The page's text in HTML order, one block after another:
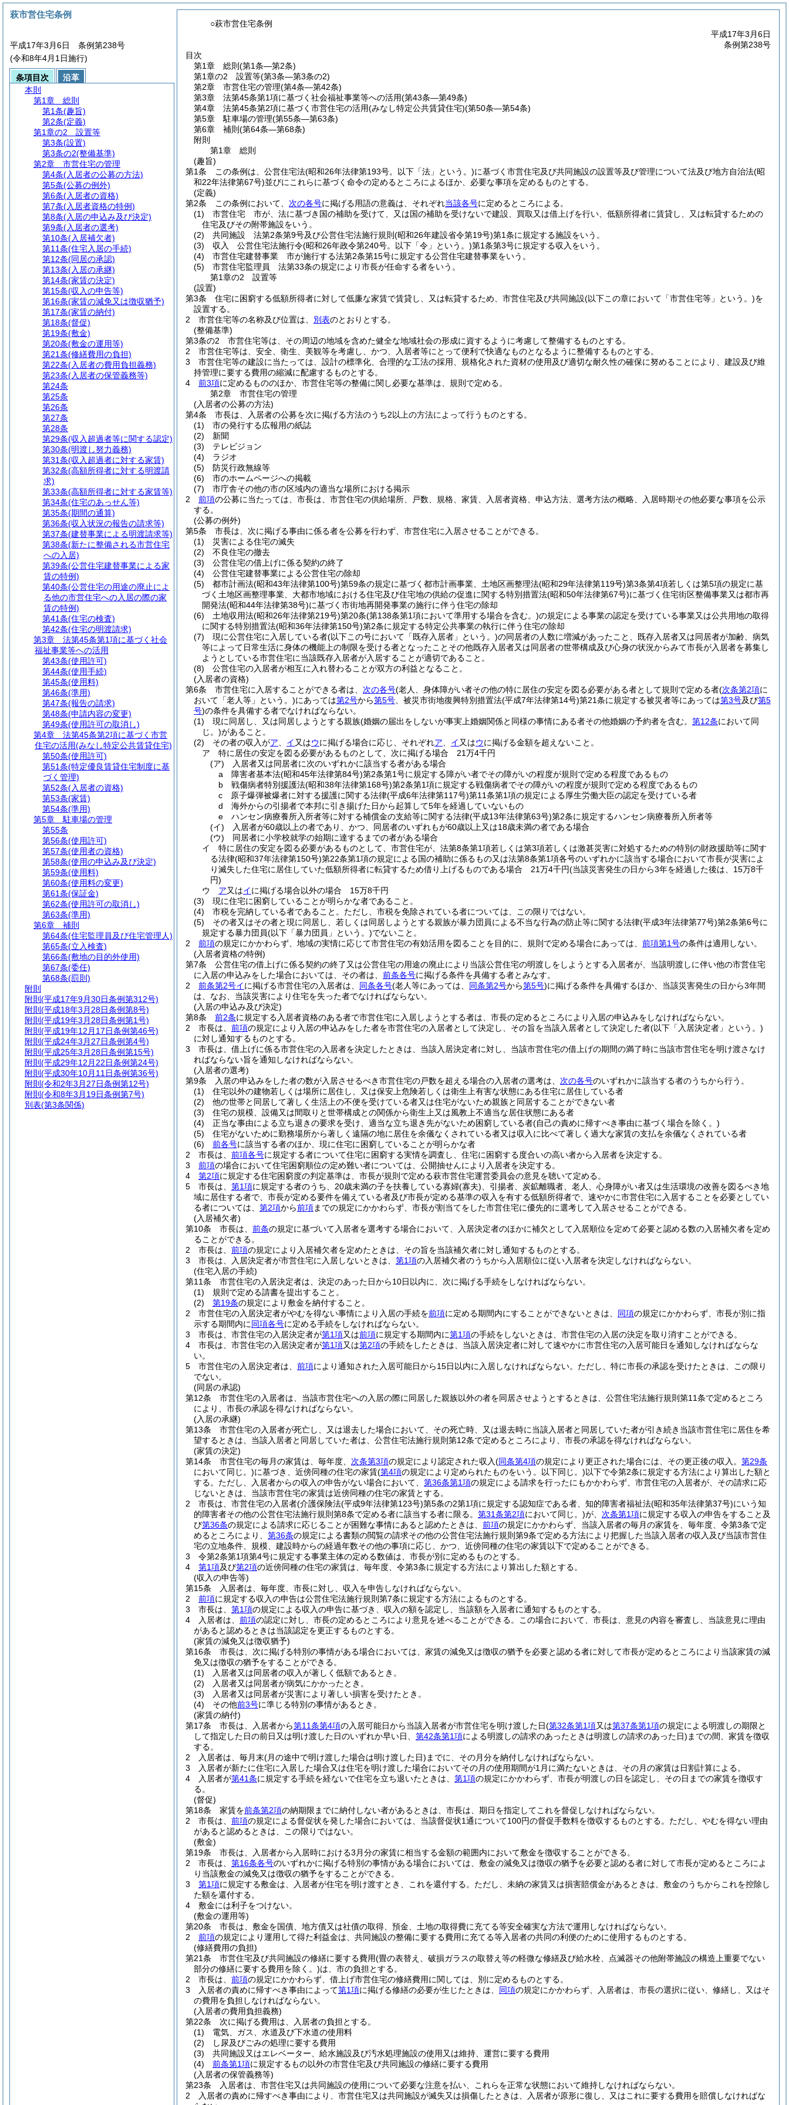
○萩市営住宅条例
平成17年3月6日
条例第238号
目次
第1章
総則 (第1条―第2条)
第1章の2
設置等(第3条―第3条の2)
第2章
市営住宅の管理(第4条―第42条)
第3章
法第45条第1項に基づく社会福祉事業等への活用(第43条―第49条)
第4章
法第45条第2項に基づく市営住宅の活用(みなし特定公共賃貸住宅)(第50条―第54条)
第5章
駐車場の管理(第55条―第63条)
第6章
補則 (第64条―第68条)
附則
第1章
総則
(趣旨)
第1条
この条例は、公営住宅法(昭和26年法律第193号。以下「法」という。)に基づく市営住宅及び共同施設の設置等及び管理について法及び地方自治法(昭
和22年法律第67号)並びにこれらに基づく命令の定めるところによるほか、必要な事項を定めるものとする。
(定義)
第2条
この条例において、 次の各号に掲げる用語の意義は、それぞれ当該各号に定めるところによる。
(1)
市営住宅 市が、法に基づき国の補助を受けて、又は国の補助を受けないで建設、買取又は借上げを行い、低額所得者に賃貸し、又は転貸するための
住宅及びその附帯施設をいう。
(2)
共同施設 法第2条第9号及び公営住宅法施行規則 (昭和26年建設省令第19号)第1条に規定する施設をいう。
(3)
収入 公営住宅法施行令(昭和26年政令第240号。以下「令」という。)第1条第3号に規定する収入をいう。
(4)
市営住宅建替事業 市が施行する法第2条第15号に規定する公営住宅建替事業をいう。
(5)
市営住宅監理員 法第33条の規定により市長が任命する者をいう。
第1章の2
設置等
(設置)
第3条
住宅に困窮する低額所得者に対して低廉な家賃で賃貸し、又は転貸するため、市営住宅及び共同施設(以下この章において「市営住宅等」という。)を
設置する。
2
市営住宅等の名称及び位置は、 別表のとおりとする。
(整備基準)
第3条の2
市営住宅等は、その周辺の地域を含めた健全な地域社会の形成に資するように考慮して整備するものとする。
2
市営住宅等は、安全、衛生、美観等を考慮し、かつ、入居者等にとって便利で快適なものとなるように整備するものとする。
3
市営住宅等の建設に当たっては、設計の標準化、合理的な工法の採用、規格化された資材の使用及び適切な耐久性の確保に努めることにより、建設及び維
持管理に要する費用の縮減に配慮するものとする。
4
前3項に定めるもののほか、市営住宅等の整備に関し必要な基準は、規則で定める。
第2章
市営住宅の管理
(入居者の公募の方法)
第4条
市長は、入居者の公募を次に掲げる方法のうち2以上の方法によって行うものとする。
(1)
市の発行する広報用の紙誌
(2)
新聞
(3)
テレビジョン
(4)
ラジオ
(5)
防災行政無線等
(6)
市のホームページへの掲載
(7)
市庁舎その他の市の区域内の適当な場所における掲示
2
前項の公募に当たっては、市長は、市営住宅の供給場所、戸数、規格、家賃、入居者資格、申込方法、選考方法の概略、入居時期その他必要な事項を公示
する。
(公募の例外)
第5条
市長は、次に掲げる事由に係る者を公募を行わず、市営住宅に入居させることができる。
(1)
災害による住宅の滅失
(2)
不良住宅の撤去
(3)
公営住宅の借上げに係る契約の終了
(4)
公営住宅建替事業による公営住宅の除却
(5)
都市計画法(昭和43年法律第100号)第59条の規定に基づく都市計画事業、土地区画整理法(昭和29年法律第119号)第3条第4項若しくは第5項の規定に基
づく土地区画整理事業、大都市地域における住宅及び住宅地の供給の促進に関する特別措置法(昭和50年法律第67号)に基づく住宅街区整備事業又は都市再
開発法(昭和44年法律第38号)に基づく市街地再開発事業の施行に伴う住宅の除却
(6)
土地収用法(昭和26年法律第219号)第20条(第138条第1項において準用する場合を含む。)の規定による事業の認定を受けている事業又は公共用地の取得
に関する特別措置法(昭和36年法律第150号)第2条に規定する特定公共事業の執行に伴う住宅の除却
(7)
現に公営住宅に入居している者(以下この号において「既存入居者」という。)の同居者の人数に増減があったこと、既存入居者又は同居者が加齢、病気
等によって日常生活に身体の機能上の制限を受ける者となったことその他既存入居者又は同居者の世帯構成及び心身の状況からみて市長が入居者を募集し
ようとしている市営住宅に当該既存入居者が入居することが適切であること。
(8)
公営住宅の入居者が相互に入れ替わることが双方の利益となること。
(入居者の資格)
第6条
市営住宅に入居することができる者は、 次の各号(老人、身体障がい者その他の特に居住の安定を図る必要がある者として規則で定める者(次条第2項に
おいて「老人等」という。)にあっては第2号から第5号 、被災市街地復興特別措置法(平成7年法律第14号)第21条に規定する被災者等にあっては第3号及び第5
号)の条件を具備する者でなければならない。
(1)
現に同居し、又は同居しようとする親族(婚姻の届出をしないが事実上婚姻関係と同様の事情にある者その他婚姻の予約者を含む。 第12条において同
じ。)があること。
(2)
その者の収入がア イ 又はウに掲げる場合に応じ、それぞれア イ 又はウに掲げる金額を超えないこと。
ア
特に居住の安定を図る必要があるものとして、次に掲げる場合 21万4千円
(ア)
入居者又は同居者に次のいずれかに該当する者がある場合
a
障害者基本法(昭和45年法律第84号)第2条第1号に規定する障がい者でその障がいの程度が規則で定める程度であるもの
b
戦傷病者特別援護法(昭和38年法律第168号)第2条第1項に規定する戦傷病者でその障がいの程度が規則で定める程度であるもの
c
原子爆弾被爆者に対する援護に関する法律(平成6年法律第117号)第11条第1項の規定による厚生労働大臣の認定を受けている者
d
海外からの引揚者で本邦に引き揚げた日から起算して5年を経過していないもの
e
ハンセン病療養所入所者等に対する補償金の支給等に関する法律(平成13年法律第63号)第2条に規定するハンセン病療養所入所者等
(イ)
入居者が60歳以上の者であり、かつ、同居者のいずれもが60歳以上又は18歳未満の者である場合
(ウ)
同居者に小学校就学の始期に達するまでの者がある場合
イ
特に居住の安定を図る必要があるものとして、市営住宅が、法第8条第1項若しくは第3項若しくは激甚災害に対処するための特別の財政援助等に関す
る法律(昭和37年法律第150号)第22条第1項の規定による国の補助に係るもの又は法第8条第1項各号のいずれかに該当する場合において市長が災害によ
り滅失した住宅に居住していた低額所得者に転貸するため借り上げるものである場合 21万4千円(当該災害発生の日から3年を経過した後は、15万8千
円)
ウ
ア又はイに掲げる場合以外の場合 15万8千円
(3)
現に住宅に困窮していることが明らかな者であること。
(4)
市税を完納している者であること。 ただし、市税を免除されている者については、この限りではない。
(5)
その者又はその者と現に同居し、若しくは同居しようとする親族が暴力団員による不当な行為の防止等に関する法律(平成3年法律第77号)第2条第6号に
規定する暴力団員(以下「暴力団員」という。)でないこと。
2
前項の規定にかかわらず、地域の実情に応じて市営住宅の有効活用を図ることを目的に、規則で定める場合にあっては、 前項第1号の条件は適用しない。
(入居者資格の特例)
第7条
公営住宅の借上げに係る契約の終了又は公営住宅の用途の廃止により当該公営住宅の明渡しをしようとする入居者が、当該明渡しに伴い他の市営住宅
に入居の申込みをした場合においては、その者は、 前条各号に掲げる条件を具備する者とみなす。
2
前条第2号イに掲げる市営住宅の入居者は、 同条各号(老人等にあっては、 同条第2号から第5号)に掲げる条件を具備するほか、当該災害発生の日から3年間
は、なお、当該災害により住宅を失った者でなければならない。
(入居の申込み及び決定)
第8条
前2条に規定する入居者資格のある者で市営住宅に入居しようとする者は、市長の定めるところにより入居の申込みをしなければならない。
2
市長は、 前項の規定により入居の申込みをした者を市営住宅の入居者として決定し、その旨を当該入居者として決定した者(以下「入居決定者」という。)
に対し通知するものとする。
3
市長は、借上げに係る市営住宅の入居者を決定したときは、当該入居決定者に対し、当該市営住宅の借上げの期間の満了時に当該市営住宅を明け渡さなけ
ればならない旨を通知しなければならない。
(入居者の選考)
第9条
入居の申込みをした者の数が入居させるべき市営住宅の戸数を超える場合の入居者の選考は、 次の各号のいずれかに該当する者のうちから行う。
(1)
住宅以外の建物若しくは場所に居住し、又は保安上危険若しくは衛生上有害な状態にある住宅に居住している者
(2)
他の世帯と同居して著しく生活上の不便を受けている者又は住宅がないため親族と同居することができない者
(3)
住宅の規模、設備又は間取りと世帯構成との関係から衛生上又は風教上不適当な居住状態にある者
(4)
正当な事由による立ち退きの要求を受け、適当な立ち退き先がないため困窮している者(自己の責めに帰すべき事由に基づく場合を除く。)
(5)
住宅がないために勤務場所から著しく遠隔の地に居住を余儀なくされている者又は収入に比べて著しく過大な家賃の支払を余儀なくされている者
(6)
前各号に該当する者のほか、現に住宅に困窮していることが明らかな者
2
市長は、 前項各号に規定する者について住宅に困窮する実情を調査し、住宅に困窮する度合いの高い者から入居者を決定する。
3
前項の場合において住宅困窮順位の定め難い者については、公開抽せんにより入居者を決定する。
4
第2項に規定する住宅困窮度の判定基準は、市長が規則で定める萩市営住宅運営委員会の意見を聴いて定める。
5
市長は、 第1項に規定する者のうち、20歳未満の子を扶養している寡婦(寡夫) 、引揚者、炭鉱離職者、老人、心身障がい者又は生活環境の改善を図るべき地
域に居住する者で、市長が定める要件を備えている者及び市長が定める基準の収入を有する低額所得者で、速やかに市営住宅に入居することを必要としてい
る者については、 第2項から前項までの規定にかかわらず、市長が割当てをした市営住宅に優先的に選考して入居させることができる。
(入居補欠者)
第10条
市長は、 前条の規定に基づいて入居者を選考する場合において、入居決定者のほかに補欠として入居順位を定めて必要と認める数の入居補欠者を定め
ることができる。
2
市長は、 前項の規定により入居補欠者を定めたときは、その旨を当該補欠者に対し通知するものとする。
3
市長は、入居決定者が市営住宅に入居しないときは、 第1項の入居補欠者のうちから入居順位に従い入居者を決定しなければならない。
(住宅入居の手続)
第11条
市営住宅の入居決定者は、決定のあった日から10日以内に、次に掲げる手続をしなければならない。
(1)
規則で定める請書を提出すること。
(2)
第19条の規定により敷金を納付すること。
2
市営住宅の入居決定者がやむを得ない事情により入居の手続を前項に定める期間内にすることができないときは、 同項の規定にかかわらず、市長が別に指
示する期間内に同項各号に定める手続をしなければならない。
3
市長は、市営住宅の入居決定者が第1項又は前項に規定する期間内に第1項の手続をしないときは、市営住宅の入居の決定を取り消すことができる。
4
市長は、市営住宅の入居決定者が第1項又は第2項の手続をしたときは、当該入居決定者に対して速やかに市営住宅の入居可能日を通知しなければならな
い。
5
市営住宅の入居決定者は、 前項により通知された入居可能日から15日以内に入居しなければならない。 ただし、特に市長の承認を受けたときは、この限り
でない。
(同居の承認)
第12条
市営住宅の入居者は、当該市営住宅への入居の際に同居した親族以外の者を同居させようとするときは、公営住宅法施行規則第11条で定めるところ
により、市長の承認を得なければならない。
(入居の承継)
第13条
市営住宅の入居者が死亡し、又は退去した場合において、その死亡時、又は退去時に当該入居者と同居していた者が引き続き当該市営住宅に居住を希
望するときは、当該入居者と同居していた者は、公営住宅法施行規則第12条で定めるところにより、市長の承認を得なければならない。
(家賃の決定)
第14条
市営住宅の毎月の家賃は、毎年度、 次条第3項の規定により認定された収入(同条第4項の規定により更正された場合には、その更正後の収入。 第29条
において同じ。)に基づき、近傍同種の住宅の家賃(第4項の規定により定められたものをいう。以下同じ。)以下で令第2条に規定する方法により算出した額と
する。 ただし、入居者からの収入の申告がない場合において、 第36条第1項の規定による請求を行ったにもかかわらず、市営住宅の入居者が、その請求に応
じないときは、当該市営住宅の家賃は近傍同種の住宅の家賃とする。
2
市長は、市営住宅の入居者(介護保険法(平成9年法律第123号)第5条の2第1項に規定する認知症である者、知的障害者福祉法(昭和35年法律第37号)にいう知
的障害者その他の公営住宅法施行規則第8条で定める者に該当する者に限る。 第31条第2項において同じ。)が、 次条第1項に規定する収入の申告をすること及
び第36条の規定による請求に応じることが困難な事情にあると認めたときは、 前項の規定にかかわらず、当該入居者の毎月の家賃を、毎年度、令第3条で定
めるところにより、 第36条の規定による書類の閲覧の請求その他の公営住宅法施行規則第9条で定める方法により把握した当該入居者の収入及び当該市営住
宅の立地条件、規模、建設時からの経過年数その他の事項に応じ、かつ、近傍同種の住宅の家賃以下で定めることができる。
3
令第2条第1項第4号に規定する事業主体の定める数値は、市長が別に定めるものとする。
4
第1項及び第2項の近傍同種の住宅の家賃は、毎年度、令第3条に規定する方法により算出した額とする。
(収入の申告等)
第15条
入居者は、毎年度、市長に対し、収入を申告しなければならない。
2
前項に規定する収入の申告は公営住宅法施行規則第7条に規定する方法によるものとする。
3
市長は、 第1項の規定による収入の申告に基づき、収入の額を認定し、当該額を入居者に通知するものとする。
4
入居者は、 前項の認定に対し、市長の定めるところにより意見を述べることができる。
この場合において、市長は、意見の内容を審査し、当該意見に理由
があると認めるときは当該認定を更正するものとする。
(家賃の減免又は徴収猶予)
第16条
市長は、次に掲げる特別の事情がある場合においては、家賃の減免又は徴収の猶予を必要と認める者に対して市長が定めるところにより当該家賃の減
免又は徴収の猶予をすることができる。
(1)
入居者又は同居者の収入が著しく低額であるとき。
(2)
入居者又は同居者が病気にかかったとき。
(3)
入居者又は同居者が災害により著しい損害を受けたとき。
(4)
その他前3号に準じる特別の事情があるとき。
(家賃の納付)
第17条
市長は、入居者から第11条第4項の入居可能日から当該入居者が市営住宅を明け渡した日(第32条第1項又は第37条第1項の規定による明渡しの期限と
して指定した日の前日又は明け渡した日のいずれか早い日、 第42条第1項による明渡しの請求のあったときは明渡しの請求のあった日) までの間、家賃を徴収
する。
2
入居者は、毎月末(月の途中で明け渡した場合は明け渡した日) までに、その月分を納付しなければならない。
3
入居者が新たに住宅に入居した場合又は住宅を明け渡した場合においてその月の使用期間が1月に満たないときは、その月の家賃は日割計算による。
4
入居者が第41条に規定する手続を経ないで住宅を立ち退いたときは、 第1項の規定にかかわらず、市長が明渡しの日を認定し、その日までの家賃を徴収す
る。
(督促)
第18条
家賃を前条第2項の納期限までに納付しない者があるときは、市長は、期日を指定してこれを督促しなければならない。
2
市長は、 前項の規定による督促状を発した場合においては、当該督促状1通について100円の督促手数料を徴収するものとする。 ただし、やむを得ない理由
があると認めるときは、この限りではない。
(敷金)
第19条
市長は、入居者から入居時における3月分の家賃に相当する金額の範囲内において敷金を徴収することができる。
2
市長は、 第16条各号のいずれかに掲げる特別の事情がある場合においては、敷金の減免又は徴収の猶予を必要と認める者に対して市長が定めるところによ
り当該敷金の減免又は徴収の猶予をすることができる。
3
第1項に規定する敷金は、入居者が住宅を明け渡すとき、これを還付する。 ただし、未納の家賃又は損害賠償金があるときは、敷金のうちからこれを控除し
た額を還付する。
4
敷金には利子をつけない。
(敷金の運用等)
第20条
市長は、敷金を国債、地方債又は社債の取得、預金、土地の取得費に充てる等安全確実な方法で運用しなければならない。
2
前項の規定により運用して得た利益金は、共同施設の整備に要する費用に充てる等入居者の共同の利便のために使用するものとする。
(修繕費用の負担)
第21条
市営住宅及び共同施設の修繕に要する費用(畳の表替え、破損ガラスの取替え等の軽微な修繕及び給水栓、点滅器その他附帯施設の構造上重要でない
部分の修繕に要する費用を除く。)は、市の負担とする。
2
市長は、 前項の規定にかかわらず、借上げ市営住宅の修繕費用に関しては、別に定めるものとする。
3
入居者の責めに帰すべき事由によって第1項に掲げる修繕の必要が生じたときは、 同項の規定にかかわらず、入居者は、市長の選択に従い、修繕し、又はそ
の費用を負担しなければならない。
(入居者の費用負担義務)
第22条
次に掲げる費用は、入居者の負担とする。
(1)
電気、ガス、水道及び下水道の使用料
(2)
し尿及びごみの処理に要する費用
(3)
共同施設又はエレベーター、給水施設及び汚水処理施設の使用又は維持、運営に要する費用
(4)
前条第1項に規定するもの以外の市営住宅及び共同施設の修繕に要する費用
(入居者の保管義務等)
第23条
入居者は、市営住宅又は共同施設の使用について必要な注意を払い、これらを正常な状態において維持しなければならない。
2
入居者の責めに帰すべき事由により、市営住宅又は共同施設が滅失又は損傷したときは、入居者が原形に復し、又はこれに要する費用を賠償しなければな
萩市営住宅条例
平成17年3月6日 条例第238号
(令和8年4月1日施行)
条項目次
沿革
本則
第1章
総則
第1条(趣旨)
第2条(定義)
第1章の2
設置等
第3条(設置)
第3条の2(整備基準)
第2章
市営住宅の管理
第4条(入居者の公募の方法)
第5条(公募の例外)
第6条(入居者の資格)
第7条(入居者資格の特例)
第8条(入居の申込み及び決定)
第9条(入居者の選考)
第10条(入居補欠者)
第11条(住宅入居の手続)
第12条(同居の承認)
第13条(入居の承継)
第14条(家賃の決定)
第15条(収入の申告等)
第16条(家賃の減免又は徴収猶予)
第17条(家賃の納付)
第18条(督促)
第19条(敷金)
第20条(敷金の運用等)
第21条(修繕費用の負担)
第22条(入居者の費用負担義務)
第23条(入居者の保管義務等)
第24条
第25条
第26条
第27条
第28条
第29条(収入超過者等に関する認定)
第30条(明渡し努力義務)
第31条(収入超過者に対する家賃)
第32条(高額所得者に対する明渡請
求)
第33条(高額所得者に対する家賃等)
第34条(住宅のあっせん等)
第35条(期間の通算)
第36条(収入状況の報告の請求等)
第37条(建替事業による明渡請求等)
第38条(新たに整備される市営住宅
への入居)
第39条(公営住宅建替事業による家
賃の特例)
第40条(公営住宅の用途の廃止によ
る他の市営住宅への入居の際の家
賃の特例)
第41条(住宅の検査)
第42条(住宅の明渡請求)
第3章
法第45条第1項に基づく社会
福祉事業等への活用
第43条(使用許可)
第44条(使用手続)
第45条(使用料)
第46条(準用)
第47条(報告の請求)
第48条(申請内容の変更)
第49条(使用許可の取消し)
第4章
法第45条第2項に基づく市営
住宅の活用(みなし特定公共賃貸住宅)
第50条(使用許可)
第51条(特定優良賃貸住宅制度に基
づく管理)
第52条(入居者の資格)
第53条(家賃)
第54条(準用)
第5章
駐車場の管理
第55条
第56条(使用許可)
第57条(使用者の資格)
第58条(使用の申込み及び決定)
第59条(使用料)
第60条(使用料の変更)
第61条(保証金)
第62条(使用許可の取消し)
第63条(準用)
第6章
補則
第64条(住宅監理員及び住宅管理人)
第65条(立入検査)
第66条(敷地の目的外使用)
第67条(委任)
第68条(罰則)
附則
附則 (平成17年9月30日条例第312号)
附則 (平成18年3月28日条例第8号)
附則 (平成19年3月28日条例第1号)
附則 (平成19年12月17日条例第46号)
附則 (平成24年3月27日条例第4号)
附則 (平成25年3月28日条例第15号)
附則 (平成29年12月22日条例第24号)
附則 (平成30年10月11日条例第36号)
附則 (令和2年3月27日条例第12号)
附則 (令和8年3月19日条例第7号)
別表(第3条関係)